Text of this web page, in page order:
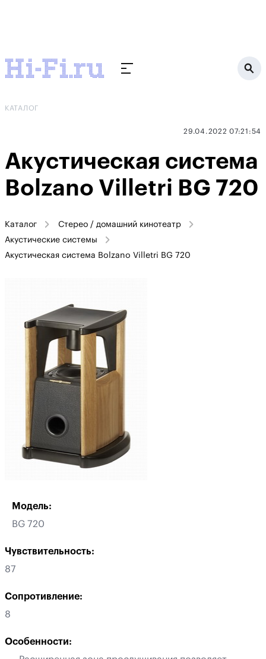
КАТАЛОГ
29.04.2022 07:21:54
Акустическая система
Bolzano Villetri BG 720
Каталог
Стерео / домашний кинотеатр
Акустические системы
Акустическая система Bolzano Villetri BG 720
Модель:
BG 720
Чувствительность:
87
Сопротивление:
8
Особенности: